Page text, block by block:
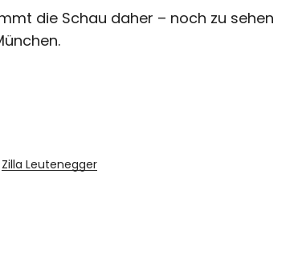
die Schau daher – noch zu sehen
Zilla Leutenegger